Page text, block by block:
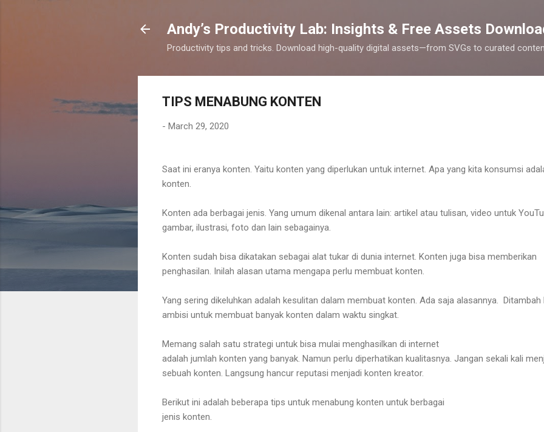
Andy’s Productivity Lab: Insights & Free Assets
Productivity tips and tricks. Download high-quality digital assets—from SVGs to curated
TIPS MENABUNG KONTEN
- March 29, 2020
Saat ini eranya konten. Yaitu konten yang diperlukan untuk internet. Apa yang kita konsumsi
konten.
Konten ada berbagai jenis. Yang umum dikenal antara lain: artikel atau tulisan, video untuk
gambar, ilustrasi, foto dan lain sebagainya.
Konten sudah bisa dikatakan sebagai alat tukar di dunia internet. Konten juga bisa memberikan
penghasilan. Inilah alasan utama mengapa perlu membuat konten.
Yang sering dikeluhkan adalah kesulitan dalam membuat konten. Ada saja alasannya. Ditambah
ambisi untuk membuat banyak konten dalam waktu singkat.
Memang salah satu strategi untuk bisa mulai menghasilkan di internet
adalah jumlah konten yang banyak. Namun perlu diperhatikan kualitasnya. Jangan sekali kali
sebuah konten. Langsung hancur reputasi menjadi konten kreator.
Berikut ini adalah beberapa tips untuk menabung konten untuk berbagai
jenis konten.